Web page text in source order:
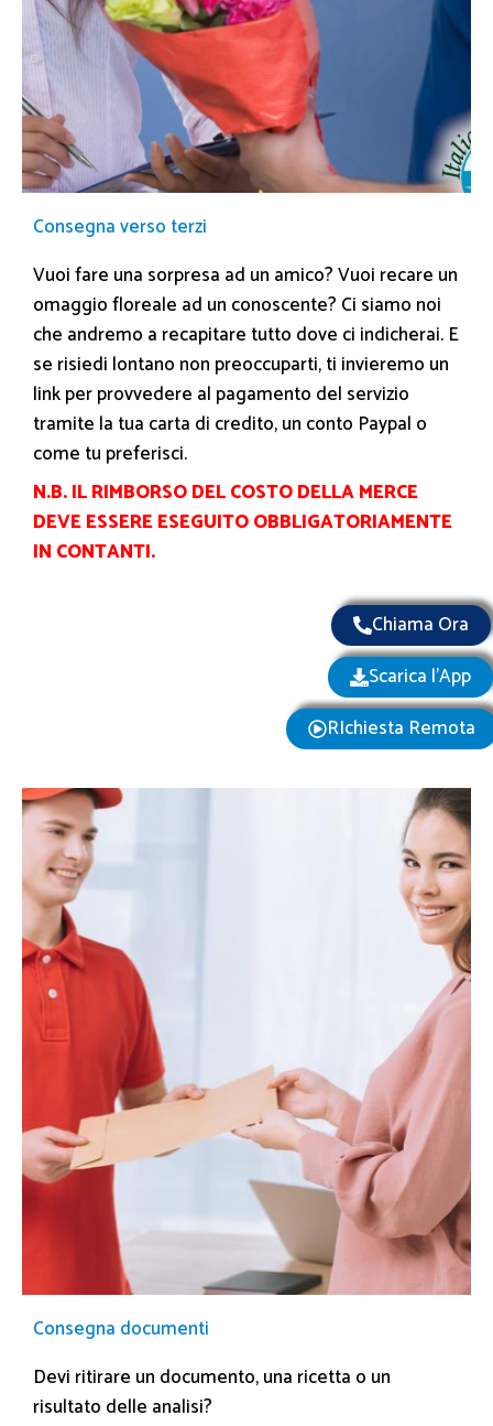
Consegna verso terzi
Vuoi fare una sorpresa ad un amico? Vuoi recare un
omaggio floreale ad un conoscente? Ci siamo noi
che andremo a recapitare tutto dove ci indicherai. E
se risiedi lontano non preoccuparti, ti invieremo un
link per provvedere al pagamento del servizio
tramite la tua carta di credito, un conto Paypal o
come tu preferisci.
N.B. IL RIMBORSO DEL COSTO DELLA MERCE
DEVE ESSERE ESEGUITO OBBLIGATORIAMENTE
IN CONTANTI.
Chiama Ora
Scarica l'App
RIchiesta Remota
Consegna documenti
Devi ritirare un documento, una ricetta o un
risultato delle analisi?